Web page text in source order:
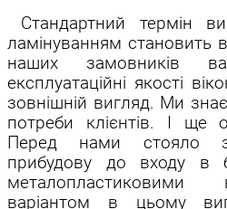
Стандартний термін
ламінуванням становить
наших замовників
експлуатаційні якості
зовнішній вигляд. Ми
потреби клієнтів. І ще
Перед нами стояло
прибудову до входу в
варіантом в цьому